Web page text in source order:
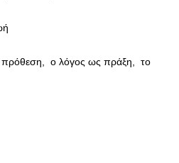
ο λόγος ως πράξη, το